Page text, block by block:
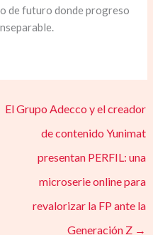
de futuro donde progreso
El Grupo Adecco y el creador
de contenido Yunimat
presentan PERFIL: una
microserie online para
revalorizar la FP ante la
Generación Z →